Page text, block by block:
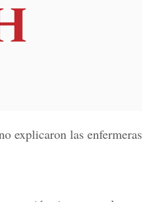
explicaron las enfermeras